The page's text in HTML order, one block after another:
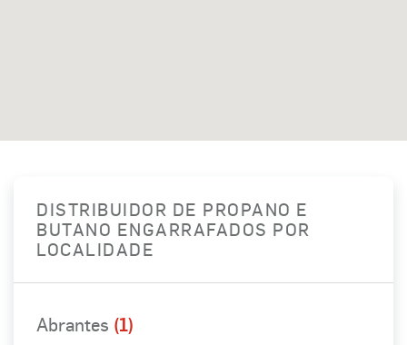
DISTRIBUIDOR DE PROPANO E
BUTANO ENGARRAFADOS POR
LOCALIDADE
Abrantes (1)